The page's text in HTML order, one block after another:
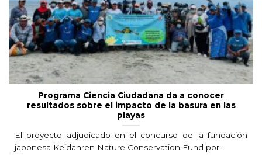
Programa Ciencia Ciudadana da a conocer
resultados sobre el impacto de la basura en las
playas
El proyecto adjudicado en el concurso de la fundación
japonesa Keidanren Nature Conservation Fund por...